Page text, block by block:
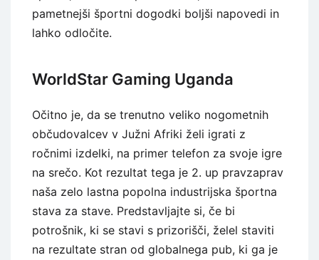
pametnejši športni dogodki boljši napovedi in
lahko odločite.
WorldStar Gaming Uganda
Očitno je, da se trenutno veliko nogometnih
občudovalcev v Južni Afriki želi igrati z
ročnimi izdelki, na primer telefon za svoje igre
na srečo. Kot rezultat tega je 2. up pravzaprav
naša zelo lastna popolna industrijska športna
stava za stave. Predstavljajte si, če bi
potrošnik, ki se stavi s prizorišči, želel staviti
na rezultate stran od globalnega pub, ki ga je